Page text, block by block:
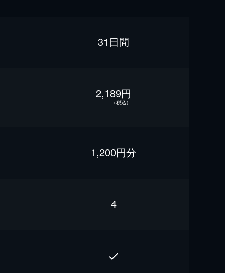
31日間
2,189円
（税込）
1,200円分
4